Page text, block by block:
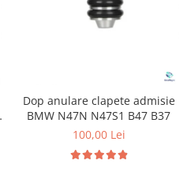
Dop anulare clapete admisie
BMW N47N N47S1 B47 B37
100,00 Lei